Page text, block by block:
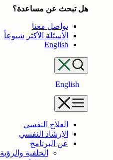
هل تبحث عن مساعدة؟
تواصل معنا
الأسئلة الأكثر شيوعاً
English
English
العلاج النفسي
الإرشاد النفسي
عن البرنامج
الخلفية والرؤية